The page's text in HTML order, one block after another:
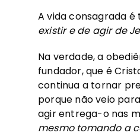
A vida consagrada
existir e de agir de
Na verdade, a
fundador, que é
continua a tornar
porque não veio
agir entrega-o nas
mesmo tomando a